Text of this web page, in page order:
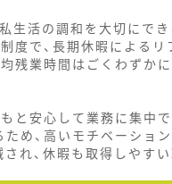
活の調和を大切にでき
で、長期休暇によるリ
残業時間はごくわずかに
安心して業務に集中で
、高いモチベーション
れ、休暇も取得しやすい